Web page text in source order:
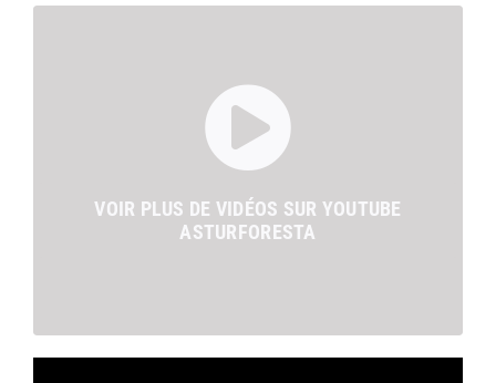
VOIR PLUS DE VIDÉOS SUR YOUTUBE
ASTURFORESTA